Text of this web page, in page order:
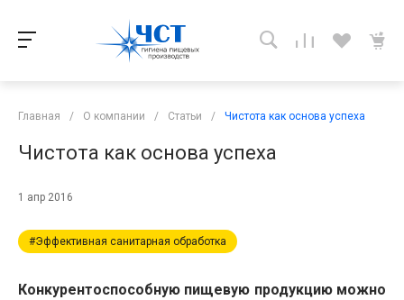
Главная / О компании / Статьи / Чистота как основа успеха
Чистота как основа успеха
1 апр 2016
#Эффективная санитарная обработка
Конкурентоспособную пищевую продукцию можно